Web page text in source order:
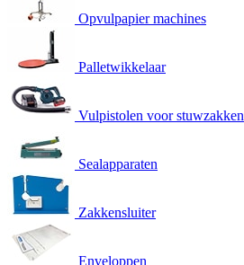
Opvulpapier machines
Palletwikkelaar
Vulpistolen voor stuwzakken
Sealapparaten
Zakkensluiter
Enveloppen